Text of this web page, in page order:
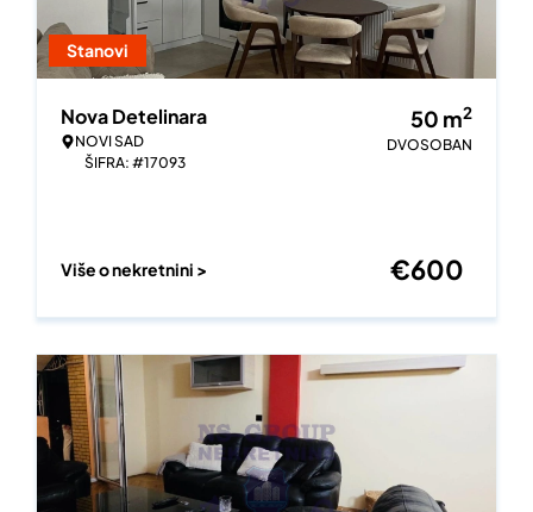
Stanovi
Nova Detelinara
NOVI SAD
ŠIFRA: #17093
50 m2
DVOSOBAN
Više o nekretnini > €600